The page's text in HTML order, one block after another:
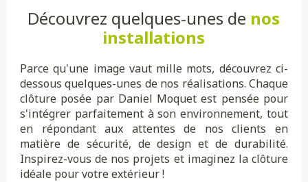
Découvrez quelques-unes de nos
installations
Parce qu'une image vaut mille mots, découvrez ci-
dessous quelques-unes de nos réalisations. Chaque
clôture posée par Daniel Moquet est pensée pour
s'intégrer parfaitement à son environnement, tout
en répondant aux attentes de nos clients en
matière de sécurité, de design et de durabilité.
Inspirez-vous de nos projets et imaginez la clôture
idéale pour votre extérieur !